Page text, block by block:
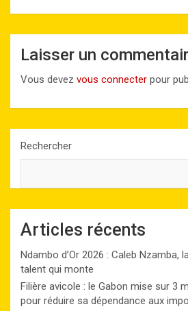
Laisser un
Vous devez vous connecter pour
Rechercher
Articles récents
Ndambo d’Or 2026 : Caleb Nzamba,
talent qui monte
Filière avicole : le Gabon mise sur 3
pour réduire sa dépendance aux